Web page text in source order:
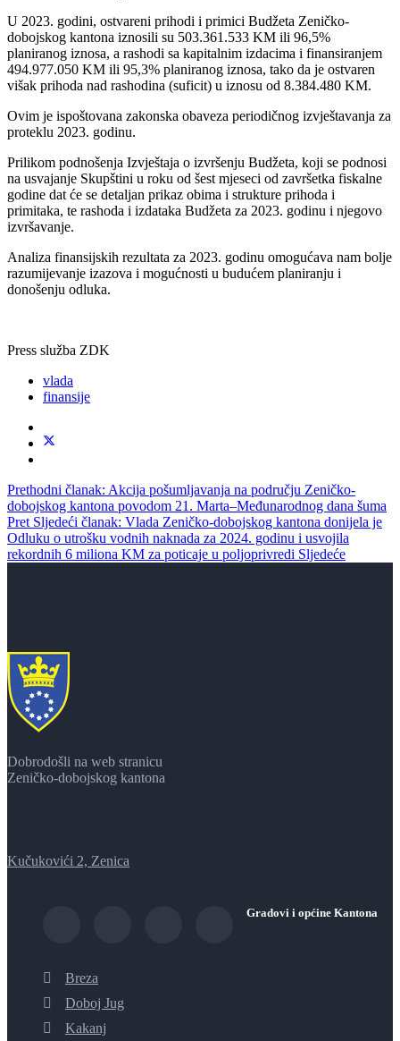
U 2023. godini, ostvareni prihodi i primici Budžeta Zeničko-
dobojskog kantona iznosili su 503.361.533 KM ili 96,5%
planiranog iznosa, a rashodi sa kapitalnim izdacima i finansiranjem
494.977.050 KM ili 95,3% planiranog iznosa, tako da je ostvaren
višak prihoda nad rashodina (suficit) u iznosu od 8.384.480 KM.
Ovim je ispoštovana zakonska obaveza periodičnog izvještavanja za
proteklu 2023. godinu.
Prilikom podnošenja Izvještaja o izvršenju Budžeta, koji se podnosi
na usvajanje Skupštini u roku od šest mjeseci od završetka fiskalne
godine dat će se detaljan prikaz obima i strukture prihoda i
primitaka, te rashoda i izdataka Budžeta za 2023. godinu i njegovo
izvršavanje.
Analiza finansijskih rezultata za 2023. godinu omogućava nam bolje
razumijevanje izazova i mogućnosti u budućem planiranju i
donošenju odluka.
Press služba ZDK
vlada
finansije
Prethodni članak: Akcija pošumljavanja na području Zeničko-
dobojskog kantona povodom 21. Marta–Međunarodnog dana šuma
Pret Sljedeći članak: Vlada Zeničko-dobojskog kantona donijela je
Odluku o utrošku vodnih naknada za 2024. godinu i usvojila
rekordnih 6 miliona KM za poticaje u poljoprivredi Sljedeće
Dobrodošli na web stranicu
Zeničko-dobojskog kantona
Kučukovići 2, Zenica
Gradovi i općine Kantona
Breza
Doboj Jug
Kakanj